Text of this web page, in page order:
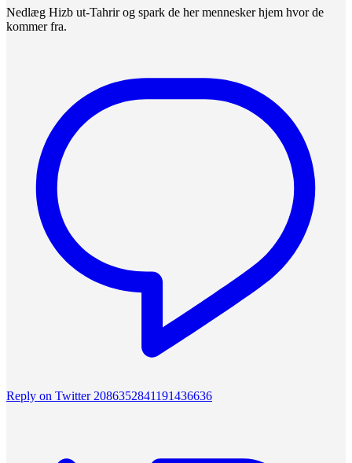
Nedlæg Hizb ut-Tahrir og spark de her mennesker hjem hvor de
kommer fra.
Reply on Twitter 2086352841191436636